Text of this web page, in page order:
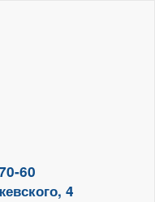
60
4